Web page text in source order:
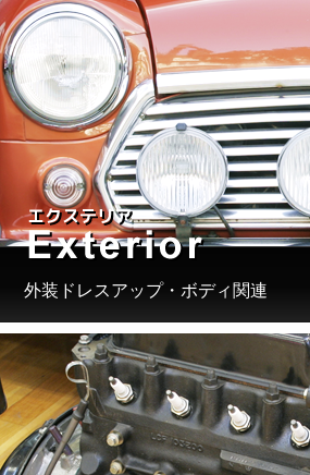
外装ドレスアップ・ボディ関連